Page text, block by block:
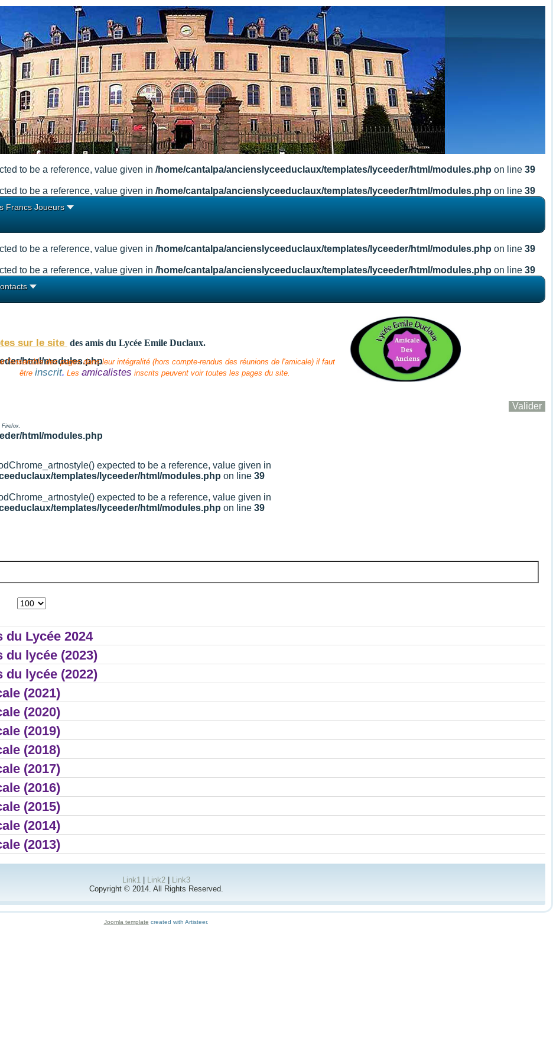
to be a reference, value given in /home/cantalpa/ancienslyceeduclaux/templates/lyceeder/html/modules.php on line 39
to be a reference, value given in /home/cantalpa/ancienslyceeduclaux/templates/lyceeder/html/modules.php on line 39
Francs Joueurs
to be a reference, value given in /home/cantalpa/ancienslyceeduclaux/templates/lyceeder/html/modules.php on line 39
to be a reference, value given in /home/cantalpa/ancienslyceeduclaux/templates/lyceeder/html/modules.php on line 39
html/modules.php
html/modules.php
sur le site des amis du Lycée Emile Duclaux.
l'ensemble des pages dans leur intégralité (hors compte-rendus des réunions de l'amicale) il faut
être inscrit. Les amicalistes inscrits peuvent voir toutes les pages du site.
Firefox.
expected to be a reference, value given in
templates/lyceeder/html/modules.php on line 39
expected to be a reference, value given in
templates/lyceeder/html/modules.php on line 39
Lycée 2024
lycée (2023)
lycée (2022)
(2021)
(2020)
(2019)
(2018)
(2017)
(2016)
(2015)
(2014)
(2013)
Link1| Link2|
Link3
Copyright © 2014. All Rights Reserved.
Joomla template created with Artisteer.